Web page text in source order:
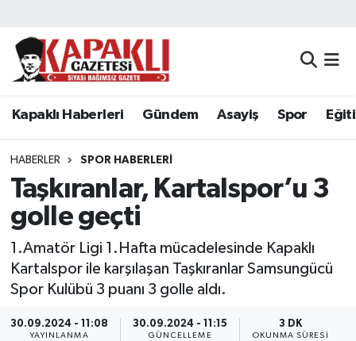
Kapaklı Haberleri Gündem Asayiş Spor
HABERLER SPOR HABERLERI
Taşkıranlar, Kartalspor’u 3
golle geçti
1.Amatör Ligi 1.Hafta mücadelesinde Kapaklı
Kartalspor ile karşılaşan Taşkıranlar Samsungücü
Spor Kulübü 3 puanı 3 golle aldı.
30.09.2024 - 11:08
YAYINLANMA
30.09.2024 - 11:15
GÜNCELLEME
3 DK
OKUNMA SÜRESI
Kapaklı Haberleri
Asayiş
Spor
Eğitim
Siyaset
Tekirdağ Nöbetçi Eczaneler
Tekirdağ Namaz Vakitleri
Tekirdağ Trafik Yoğunluk Haritası
Süper Lig Puan Durumu ve Fikstür
Tüm Manşetler